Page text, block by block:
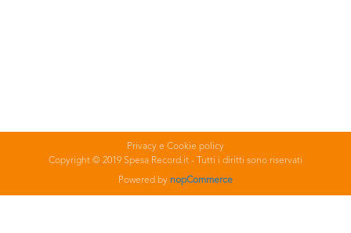
Privacy e Cookie policy
Copyright © 2019 Spesa Record.it - Tutti i diritti sono riservati
Powered by nopCommerce